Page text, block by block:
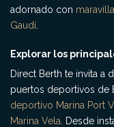
adornado con
Gaudí
Explorar los
Direct Berth te invita a
puertos deportivos de
deportivo Marina Port
Marina Vela . Desde